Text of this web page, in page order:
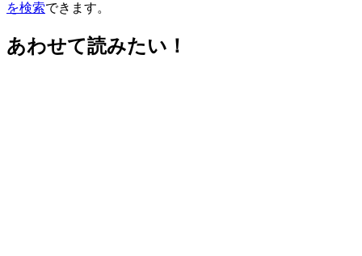
を検索できます。
あわせて読みたい！